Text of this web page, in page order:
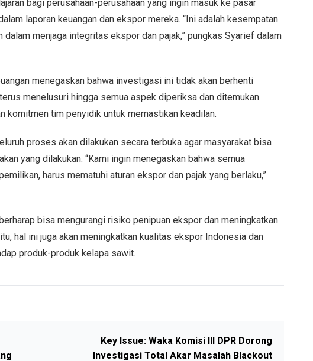
bagi perusahaan-perusahaan yang ingin masuk ke pasar
laporan keuangan dan ekspor mereka. “Ini adalah kesempatan
menjaga integritas ekspor dan pajak,” pungkas Syarief dalam
menegaskan bahwa investigasi ini tidak akan berhenti
menelusuri hingga semua aspek diperiksa dan ditemukan
komitmen tim penyidik untuk memastikan keadilan.
proses akan dilakukan secara terbuka agar masyarakat bisa
yang dilakukan. “Kami ingin menegaskan bahwa semua
harus mematuhi aturan ekspor dan pajak yang berlaku,”
bisa mengurangi risiko penipuan ekspor dan meningkatkan
hal ini juga akan meningkatkan kualitas ekspor Indonesia dan
produk-produk kelapa sawit.
Key Issue: Waka Komisi III DPR Dorong
Investigasi Total Akar Masalah Blackout